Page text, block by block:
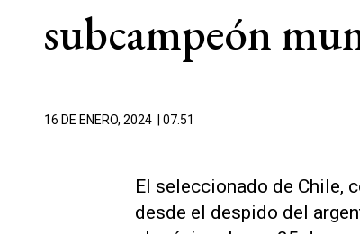
subcampeón
16 DE ENERO, 2024 | 07.51
El seleccionado de Chile,
desde el despido del